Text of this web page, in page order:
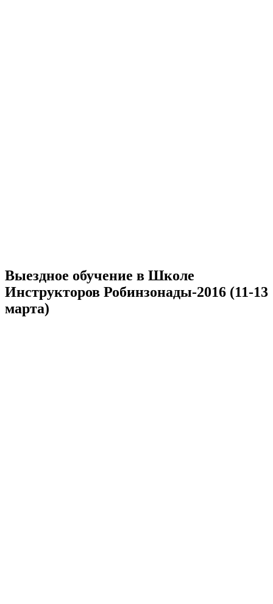
Выездное обучение в Школе
Инструкторов Робинзонады-2016 (11-13
марта)